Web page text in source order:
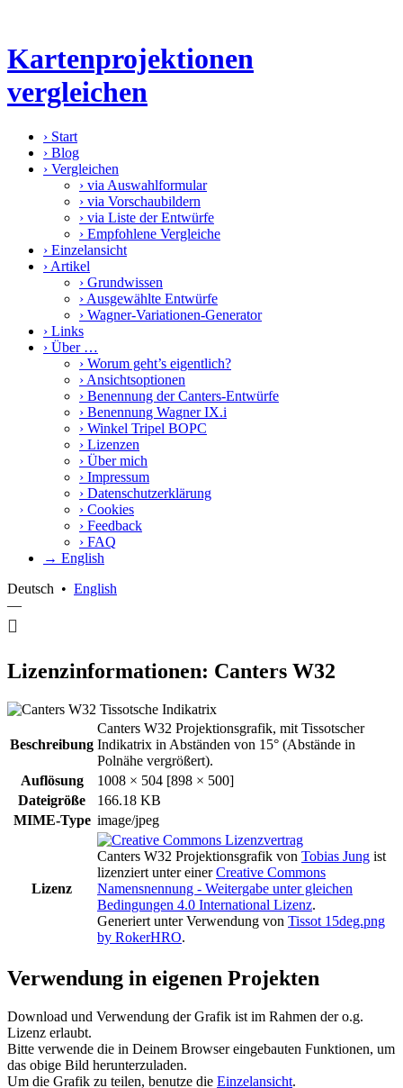
Kartenprojektionen
vergleichen
› Start
› Blog
› Vergleichen
› via Auswahlformular
› via Vorschaubildern
› via Liste der Entwürfe
› Empfohlene Vergleiche
› Einzelansicht
› Artikel
› Grundwissen
› Ausgewählte Entwürfe
› Wagner-Variationen-Generator
› Links
› Über …
› Worum geht’s eigentlich?
› Ansichtsoptionen
› Benennung der Canters-Entwürfe
› Benennung Wagner IX.i
› Winkel Tripel BOPC
› Lizenzen
› Über mich
› Impressum
› Datenschutzerklärung
› Cookies
› Feedback
› FAQ
→ English
Deutsch • English
—
Lizenzinformationen: Canters W32
Beschreibung
Canters W32 Projektionsgrafik, mit Tissotscher
Indikatrix in Abständen von 15° (Abstände in
Polnähe vergrößert).
Auflösung
1008 × 504 [898 × 500]
Dateigröße
166.18 KB
MIME-Type image/jpeg
Lizenz
Canters W32 Projektionsgrafik von Tobias Jung ist
lizenziert unter einerCreative Commons
Namensnennung - Weitergabe unter gleichen
Bedingungen 4.0 International Lizenz.
Generiert unter Verwendung von Tissot 15deg.png
by RokerHRO.
Verwendung in eigenen Projekten
Download und Verwendung der Grafik ist im Rahmen der o.g.
Lizenz erlaubt.
Bitte verwende die in Deinem Browser eingebauten Funktionen, um
das obige Bild herunterzuladen.
Um die Grafik zu teilen, benutze die Einzelansicht.